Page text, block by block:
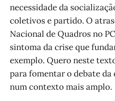
necessidade da
coletivos e partido. O
Nacional de Quadros no
sintoma da crise que
exemplo. Quero neste
para fomentar o debate
num contexto mais amplo.